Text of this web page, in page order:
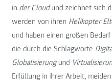
in der Cloudund zeichnet sich
werden von ihren Helikopter
und haben einen großen
die durch die Schlagworte
Globalisierungund
Erfüllung in ihrer Arbeit,